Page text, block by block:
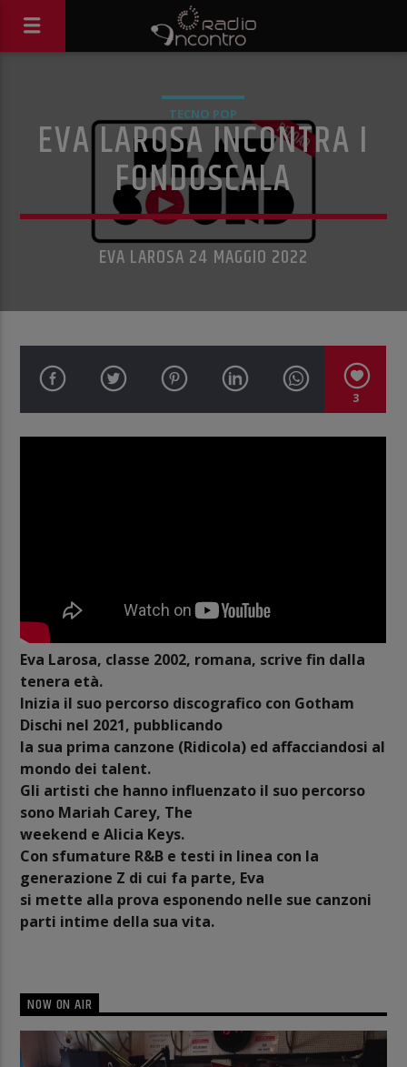
TECNO POP
EVA LAROSA INCONTRA I
FONDOSCALA
EVA LAROSA 24 MAGGIO 2022
3
Eva Larosa, classe 2002, romana, scrive fin dalla
tenera età.
Inizia il suo percorso discografico con Gotham
Dischi nel 2021, pubblicando
la sua prima canzone (Ridicola) ed affacciandosi al
mondo dei talent.
Gli artisti che hanno influenzato il suo percorso
sono Mariah Carey, The
weekend e Alicia Keys.
Con sfumature R&B e testi in linea con la
generazione Z di cui fa parte, Eva
si mette alla prova esponendo nelle sue canzoni
parti intime della sua vita.
NOW ON AIR